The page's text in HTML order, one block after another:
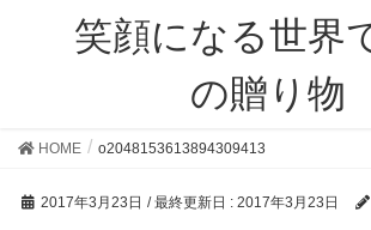
笑顔になる世界
の贈り物
HOME o2048153613894309413
2017年3月23日 / 最終更新日 : 2017年3月23日